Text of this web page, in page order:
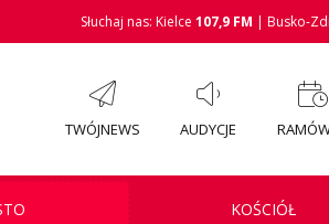
Słuchaj nas: Kielce 107,9 FM | Busko-
TWÓJNEWS AUDYCJE
KOŚCIÓŁ